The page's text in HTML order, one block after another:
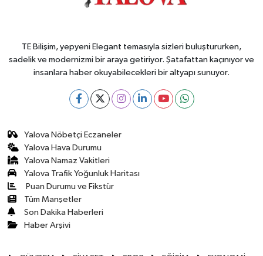
TE Bilişim, yepyeni Elegant temasıyla sizleri buluştururken,
sadelik ve modernizmi bir araya getiriyor. Şatafattan kaçınıyor ve
insanlara haber okuyabilecekleri bir altyapı sunuyor.
Yalova Nöbetçi Eczaneler
Yalova Hava Durumu
Yalova Namaz Vakitleri
Yalova Trafik Yoğunluk Haritası
Puan Durumu ve Fikstür
Tüm Manşetler
Son Dakika Haberleri
Haber Arşivi